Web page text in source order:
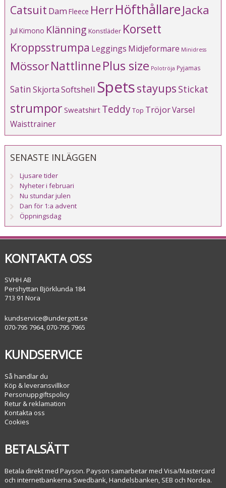
Catsuit Dam Fleece HerrHöfthållare Jacka
Jul Kimono Klänning Konstläder Korsett
Kroppsstrumpa Leggings Midjeformare Minidress
MössorNattlinnePlus size Polotröja Pyjamas
SatinSkjortaSoftshell Spetsstayups Stickat
strumporSweatshirt TeddyTop TröjorVarsel
Waisttrainer
SENASTE INLÄGGEN
Ljusare tider
Nyheter i februari
Nu stundar julen
Dan för 1:a advent
Öppningsdag
KONTAKTA OSS
SVHH AB
Pershyttan Björklunda 184
713 91 Nora
kundservice@undergott.se
070-795 7964, 070-795 7965
KUNDSERVICE
Så handlar du
Köp & leveransvillkor
Personuppgiftspolicy
Retur & reklamation
Kontakta oss
Cookies
BETALSÄTT
Betala direkt med Payson. Payson samarbetar med Visa/Mastercard
och internetbankerna Swedbank, Handelsbanken, SEB och Nordea.